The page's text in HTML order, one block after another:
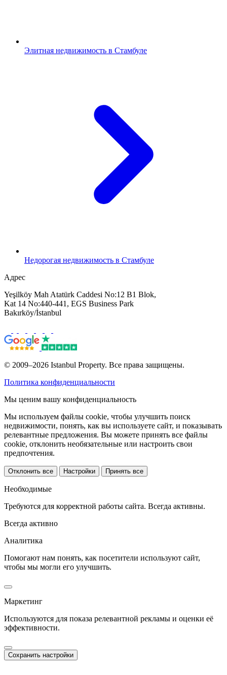
Элитная недвижимость в Стамбуле
Недорогая недвижимость в Стамбуле
Адрес
Yeşilköy Mah Atatürk Caddesi No:12 B1 Blok,
Kat 14 No:440-441, EGS Business Park
Bakırköy/İstanbul
© 2009–2026 Istanbul Property. Все права защищены.
Политика конфиденциальности
Мы ценим вашу конфиденциальность
Мы используем файлы cookie, чтобы улучшить поиск
недвижимости, понять, как вы используете сайт, и показывать
релевантные предложения. Вы можете принять все файлы
cookie, отклонить необязательные или настроить свои
предпочтения.
Отклонить все Настройки Принять все
Необходимые
Требуются для корректной работы сайта. Всегда активны.
Всегда активно
Аналитика
Помогают нам понять, как посетители используют сайт,
чтобы мы могли его улучшить.
Маркетинг
Используются для показа релевантной рекламы и оценки её
эффективности.
Сохранить настройки